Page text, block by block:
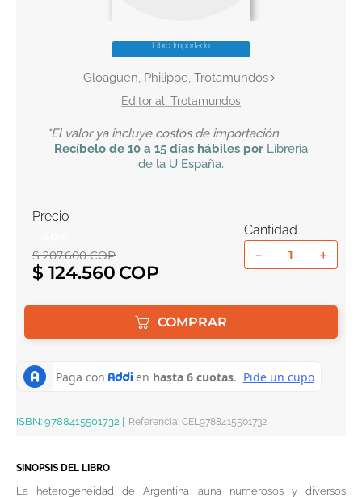
Libro Importado
Gloaguen, Philippe, Trotamundos
Trotamundos
*El valor ya incluye costos de importación
Recíbelo de 10 a 15 días hábiles por Libreria
de la U España.
Precio
$ 207.600COP
$ 124.560
Cantidad
＋
－
COMPRAR
ISBN: 9788415501732 Referencia: CEL9788415501732
SINOPSIS DEL LIBRO
La heterogeneidad de Argentina auna numerosos y diversos